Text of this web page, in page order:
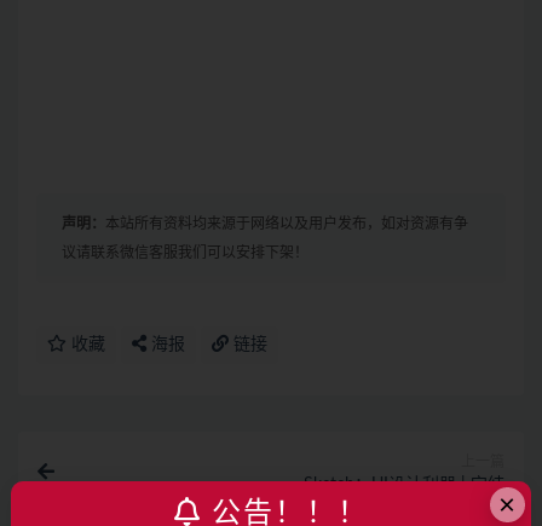
声明： 本站所有资料均来源于网络以及用户发布，如对资源有争
议请联系微信客服我们可以安排下架！
收藏 海报 链接
Sketch：UI设计利器 | 完结
×
公告！！！